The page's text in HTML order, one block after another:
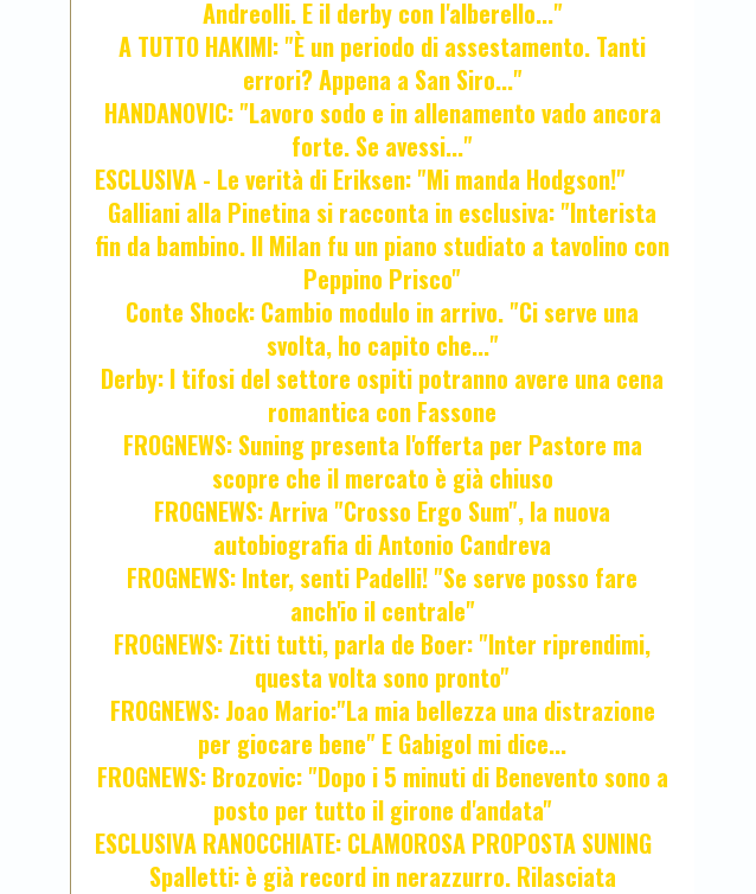
Andreolli. E il derby con l'alberello..."
A TUTTO HAKIMI: "È un periodo di assestamento. Tanti
errori? Appena a San Siro..."
HANDANOVIC: "Lavoro sodo e in allenamento vado ancora
forte. Se avessi..."
ESCLUSIVA - Le verità di Eriksen: "Mi manda Hodgson!"
Galliani alla Pinetina si racconta in esclusiva: "Interista
fin da bambino. Il Milan fu un piano studiato a tavolino con
Peppino Prisco"
Conte Shock: Cambio modulo in arrivo. "Ci serve una
svolta, ho capito che..."
Derby: I tifosi del settore ospiti potranno avere una cena
romantica con Fassone
FROGNEWS: Suning presenta l'offerta per Pastore ma
scopre che il mercato è già chiuso
FROGNEWS: Arriva "Crosso Ergo Sum", la nuova
autobiografia di Antonio Candreva
FROGNEWS: Inter, senti Padelli! "Se serve posso fare
anch'io il centrale"
FROGNEWS: Zitti tutti, parla de Boer: "Inter riprendimi,
questa volta sono pronto"
FROGNEWS: Joao Mario:"La mia bellezza una distrazione
per giocare bene" E Gabigol mi dice...
FROGNEWS: Brozovic: "Dopo i 5 minuti di Benevento sono a
posto per tutto il girone d'andata"
ESCLUSIVA RANOCCHIATE: CLAMOROSA PROPOSTA SUNING
Spalletti: è già record in nerazzurro. Rilasciata